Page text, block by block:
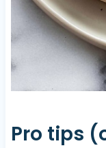
Pro tips